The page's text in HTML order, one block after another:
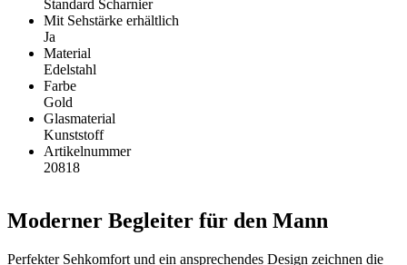
Standard Scharnier
Mit Sehstärke erhältlich
Ja
Material
Edelstahl
Farbe
Gold
Glasmaterial
Kunststoff
Artikelnummer
20818
Moderner Begleiter für den Mann
Perfekter Sehkomfort und ein ansprechendes Design zeichnen die